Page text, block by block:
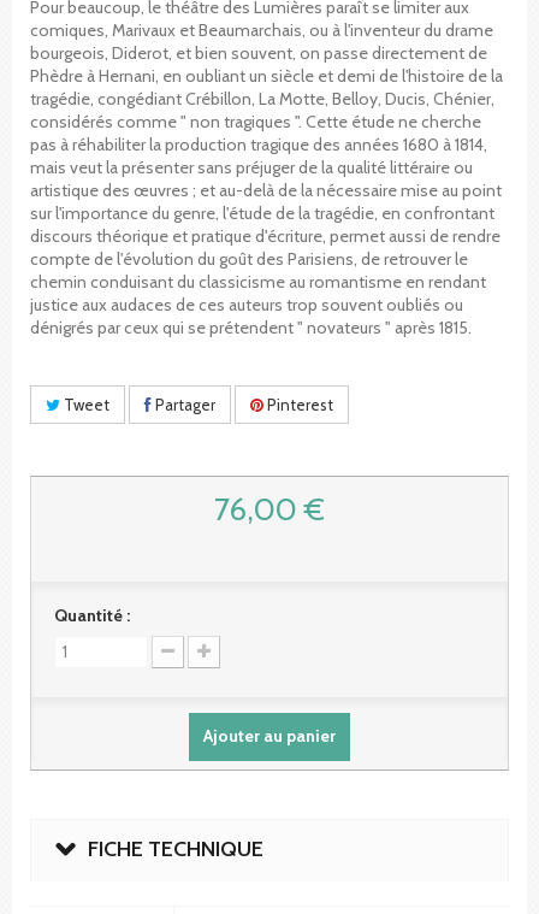
Pour beaucoup, le théâtre des Lumières paraît se limiter aux
comiques, Marivaux et Beaumarchais, ou à l'inventeur du drame
bourgeois, Diderot, et bien souvent, on passe directement de
Phèdre à Hernani, en oubliant un siècle et demi de l'histoire de la
tragédie, congédiant Crébillon, La Motte, Belloy, Ducis, Chénier,
considérés comme " non tragiques ". Cette étude ne cherche
pas à réhabiliter la production tragique des années 1680 à 1814,
mais veut la présenter sans préjuger de la qualité littéraire ou
artistique des œuvres ; et au-delà de la nécessaire mise au point
sur l'importance du genre, l'étude de la tragédie, en confrontant
discours théorique et pratique d'écriture, permet aussi de rendre
compte de l'évolution du goût des Parisiens, de retrouver le
chemin conduisant du classicisme au romantisme en rendant
justice aux audaces de ces auteurs trop souvent oubliés ou
dénigrés par ceux qui se prétendent " novateurs " après 1815.
Tweet Partager Pinterest
76,00 €
Quantité :
Ajouter au panier
FICHE TECHNIQUE